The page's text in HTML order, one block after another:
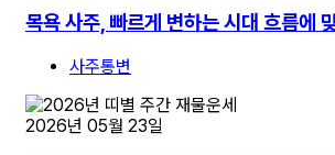
목욕 사주, 빠르게 변하는 시대 흐름에
사주통변
2026년 05월 23일